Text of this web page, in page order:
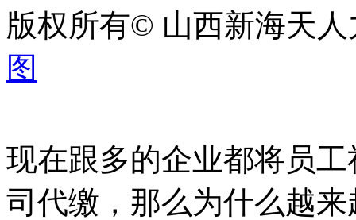
版权所有© 山西新海天
图
现在跟多的企业都将员
司代缴，那么为什么越